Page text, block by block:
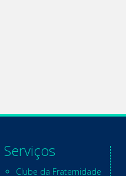
Serviços
Clube da Fraternidade